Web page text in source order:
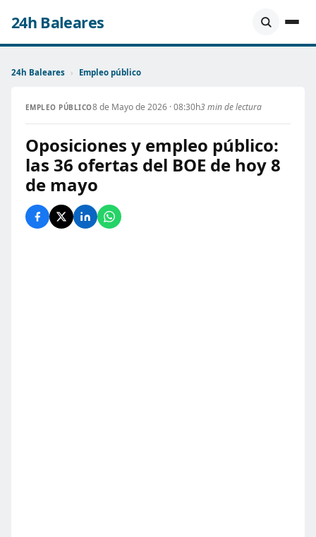
24h Baleares
24h Baleares › Empleo público
EMPLEO PÚBLICO8 de Mayo de 2026 · 08:30h3 min de lectura
Oposiciones y empleo público:
las 36 ofertas del BOE de hoy 8
de mayo